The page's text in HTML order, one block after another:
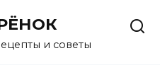
и советы